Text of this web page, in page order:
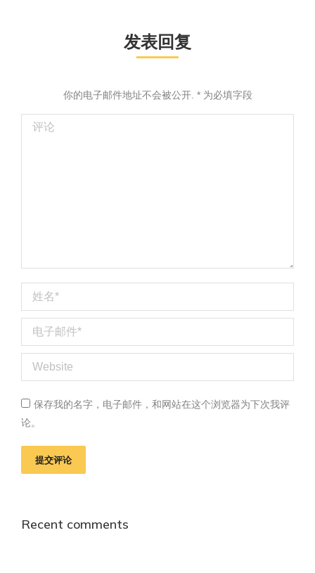
发表回复
你的电子邮件地址不会被公开. *为必填字段
评论
姓名 *
电子邮件 *
Website
保存我的名字，电子邮件，和网站在这个浏览器为下次我评
论。
提交评论
Recent comments